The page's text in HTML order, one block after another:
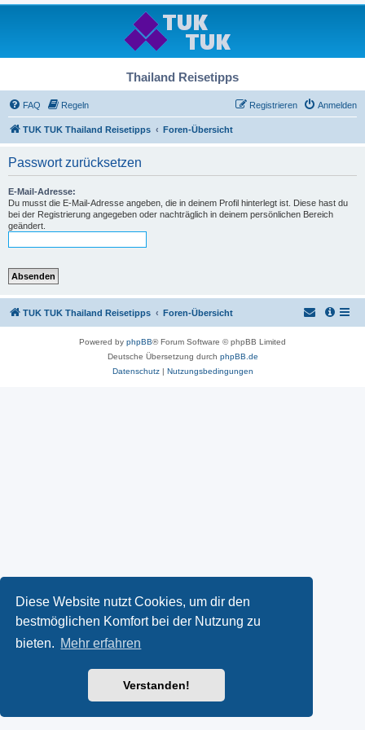
Diese Website nutzt Cookies, um dir den
bestmöglichen Komfort bei der Nutzung zu
bieten. Mehr erfahren
Verstanden!
Thailand Reisetipps
FAQ Regeln Anmelden
Registrieren
TUK TUK Thailand Reisetipps Foren-Übersicht
Passwort zurücksetzen
E-Mail-Adresse:
Du musst die E-Mail-Adresse angeben, die in deinem Profil hinterlegt ist. Diese hast du
bei der Registrierung angegeben oder nachträglich in deinem persönlichen Bereich
geändert.
TUK TUK Thailand Reisetipps Foren-Übersicht
Powered by phpBB® Forum Software © phpBB Limited
Deutsche Übersetzung durch phpBB.de
Datenschutz| Nutzungsbedingungen